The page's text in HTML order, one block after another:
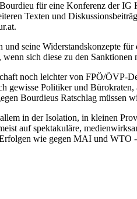
für eine Konferenz der
Texten und
seine Widerstandskonzepte
sich diese zu den
noch leichter von FPÖ/
gewisse Politiker und
Bourdieus Ratschlag müssen
in der Isolation, in kleinen
auf spektakuläre,
wie gegen MAI und WTO